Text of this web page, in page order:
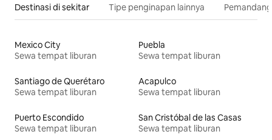
Destinasi di sekitar Tipe penginapan lainnya
Mexico City
Sewa tempat liburan
Puebla
Sewa tempat liburan
Santiago de Querétaro
Sewa tempat liburan
Acapulco
Sewa tempat liburan
Puerto Escondido
Sewa tempat liburan
San Cristóbal de las Casas
Sewa tempat liburan